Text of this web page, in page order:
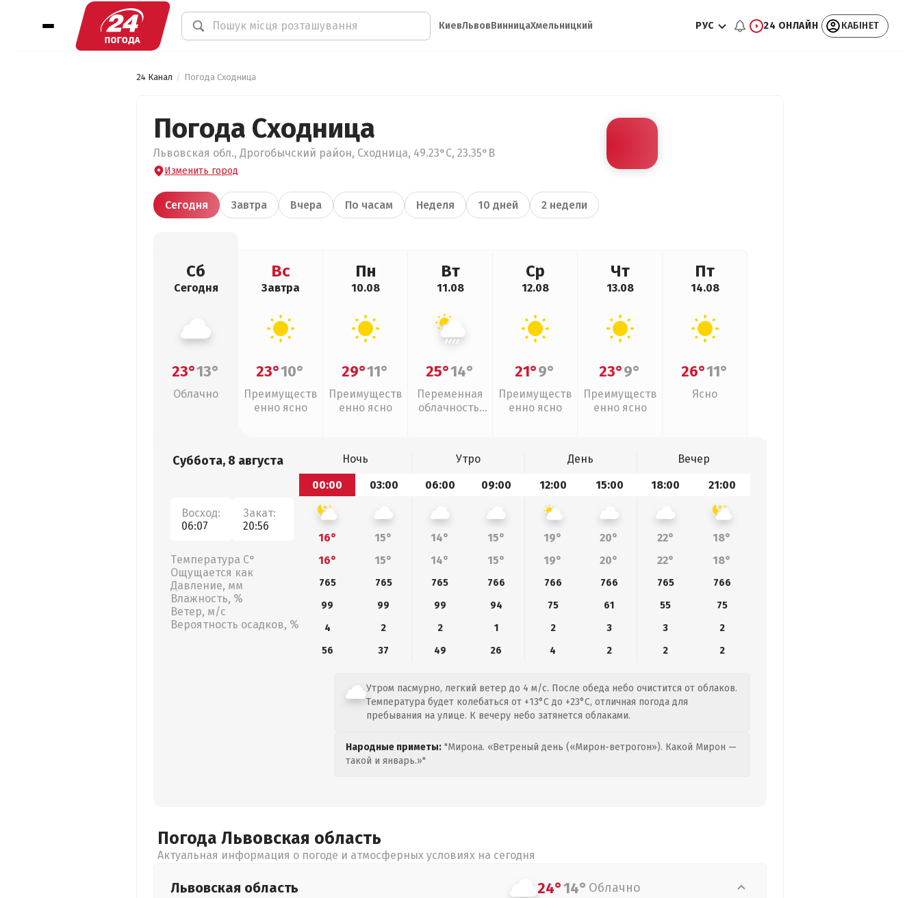
КиевЛьвовВинницаХмельницкий РУС 24 ОНЛАЙН КАБІНЕТ
24 Канал Погода Сходница
Погода Сходница
Львовская обл., Дрогобычский район, Сходница, 49.23°С, 23.35°В
Изменить город
Сегодня Завтра Вчера По часам Неделя 10 дней 2 недели
Сб
Сегодня
23°13°
Облачно
Вс
Завтра
23°10°
Преимуществ
енно ясно
Пн
10.08
29°11°
Преимуществ
енно ясно
Вт
11.08
25°14°
Переменная
облачность,
Ср
12.08
21°9°
Преимуществ
енно ясно
Чт
13.08
23°9°
Преимуществ
енно ясно
Пт
14.08
26°11°
Ясно
Суббота, 8 августа
Восход:
06:07
Закат:
20:56
Температура С°
Ощущается как
Давление, мм
Влажность, %
Ветер, м/с
Вероятность осадков, %
Ночь Утро День
Вечер
00:00
03:00 06:00 09:00 12:00 15:00 18:00 21:00
16° 15° 14° 15° 19° 20° 22°
18°
16°
15° 14° 15° 19° 20° 22° 18°
765 765 765 766 766 766 765
766
99
99 99 94 75 61 55
75
4
2 2 1 2 3 3
2
56
37 49 26 4 2 2 2
Утром пасмурно, легкий ветер до 4 м/с. После обеда небо очистится от облаков.
Температура будет колебаться от +13°C до +23°C, отличная погода для
пребывания на улице. К вечеру небо затянется облаками.
Народные приметы: "Мирона. «Ветреный день («Мирон-ветрогон»). Какой Мирон —
такой и январь.»"
Погода Львовская область
Актуальная информация о погоде и атмосферных условиях на сегодня
Львовская область 24°14° Облачно